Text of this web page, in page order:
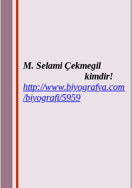
M. Selami Çekmegil
kimdir!
http://www.biyografya.com
/biyografi/5959